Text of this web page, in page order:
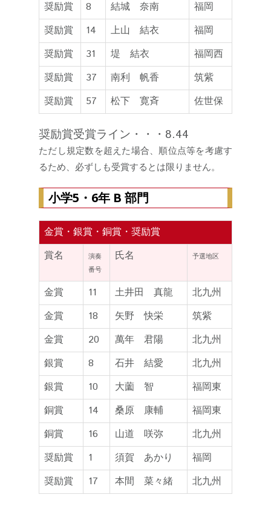
奨励賞
8 結城 奈南
福岡
奨励賞
14 上山 結衣
福岡
奨励賞
31 堤 結衣
福岡西
奨励賞
37 南利 帆香
筑紫
奨励賞
57 松下 寛斉 佐世保
奨励賞受賞ライン・・・8.44
ただし規定数を超えた場合、順位点等を考慮す
るため、必ずしも受賞するとは限りません。
小学5・6年 B 部門
金賞・銀賞・銅賞・奨励賞
賞名
演奏
番号
氏名 予選地区
金賞 11 土井田 真龍
北九州
金賞
18 矢野 快栄
筑紫
金賞
20 萬年 君陽
北九州
銀賞
8 石井 結愛
北九州
銀賞
10 大薗 智
福岡東
銅賞
14 桑原 康輔
福岡東
銅賞
16 山道 咲弥
北九州
奨励賞
1 須賀 あかり
福岡
奨励賞
17 本間 菜々緒 北九州